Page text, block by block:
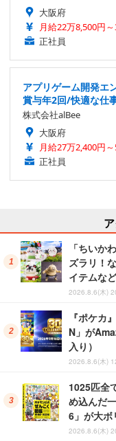
大阪府
月給22万8,500円
正社員
アプリゲーム開発エ
賞与年2回/快適な仕
株式会社alBee
大阪府
月給27万2,400円
正社員
「ちいか
ズラリ！
イテムな
2026.8.6(木)
『ポケカ
N」が
入り）
2026.8.6(木)
1025匹全
め込んだ
6」が大ボ
2026.8.6(木)